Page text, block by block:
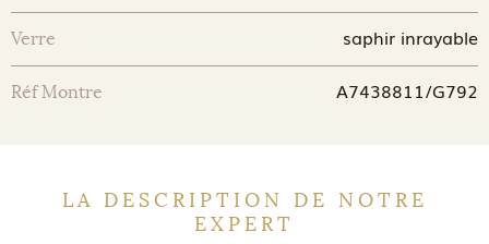
Verre saphir inrayable
Réf Montre A7438811/G792
LA DESCRIPTION DE NOTRE
EXPERT